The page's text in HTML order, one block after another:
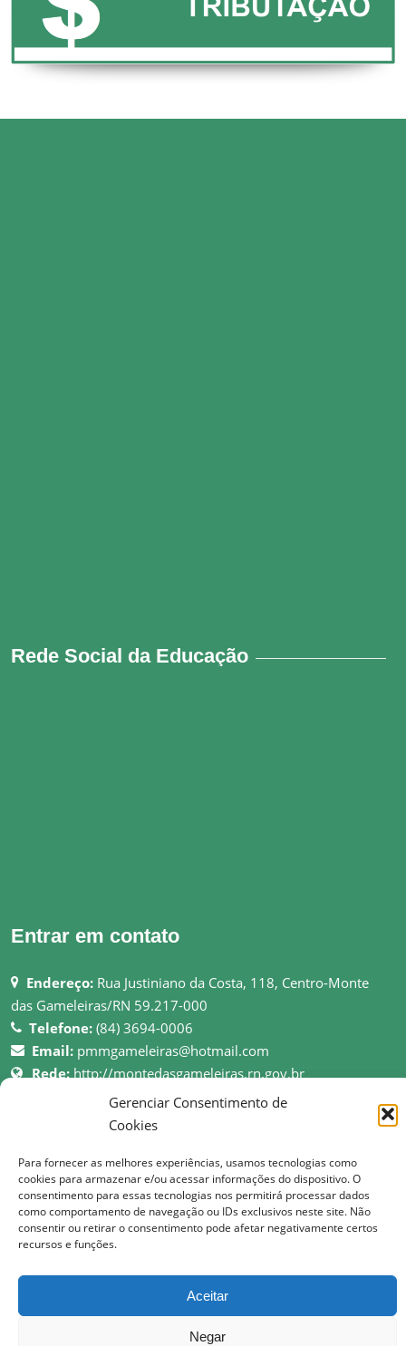
Gerenciar Consentimento de
Cookies
Para fornecer as melhores experiências, usamos tecnologias como
cookies para armazenar e/ou acessar informações do dispositivo. O
consentimento para essas tecnologias nos permitirá processar dados
como comportamento de navegação ou IDs exclusivos neste site. Não
consentir ou retirar o consentimento pode afetar negativamente certos
recursos e funções.
Aceitar
Negar
Rede Social da Educação
Entrar em contato
Endereço: Rua Justiniano da Costa, 118, Centro-Monte
das Gameleiras/RN 59.217-000
Telefone: (84) 3694-0006
Email: pmmgameleiras@hotmail.com
Rede: http://montedasgameleiras.rn.gov.br
Atendimento ao Público: 08h as 13h
© Copyright 2017 Prefeitura Municipal de Monte das Gameleiras | Todos os
direitos reservados